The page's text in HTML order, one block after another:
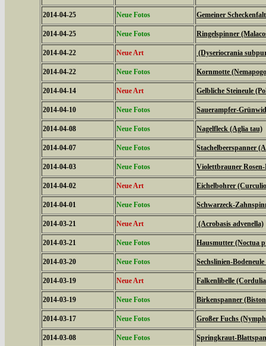
2014-04-25 Neue Fotos Gemeiner
2014-04-25 Neue Fotos Ringelspinner
2014-04-22 Neue Art (Dyseriocrania
2014-04-22 Neue Fotos Kornmotte
2014-04-14 Neue Art Gelbliche Steineule
2014-04-10 Neue Fotos Sauerampfer-
2014-04-08 Neue Fotos Nagelfleck (Aglia tau)
2014-04-07 Neue Fotos Stachelbeerspanner
2014-04-03 Neue Fotos Violettbrauner
2014-04-02 Neue Art Eichelbohrer
2014-04-01 Neue Fotos Schwarzeck-
2014-03-21 Neue Art (Acrobasis advenella)
2014-03-21 Neue Fotos Hausmutter (Noctua
2014-03-20 Neue Fotos Sechslinien-
2014-03-19 Neue Art Falkenlibelle (Cordulia
2014-03-19 Neue Fotos Birkenspanner
2014-03-17 Neue Fotos Großer Fuchs
2014-03-08 Neue Fotos Springkraut-